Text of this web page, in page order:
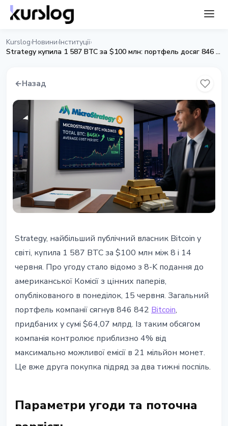
Kurslog›Новини›Інституції›
Strategy купила 1 587 BTC за $100 млн: портфель досяг 846 тис. монет
←Назад
Strategy купила 1 587 BTC за
$100 млн: портфель сягнув 846
тис. монет
15 червня 2026 р. 3 хв читання
Наталія Дорофєєва
Strategy, найбільший публічний власник Bitcoin у
світі, купила 1 587 BTC за $100 млн між 8 і 14
червня. Про угоду стало відомо з 8-K подання до
американської Комісії з цінних паперів,
опублікованого в понеділок, 15 червня. Загальний
портфель компанії сягнув 846 842 Bitcoin,
придбаних у сумі $64,07 млрд. Із таким обсягом
компанія контролює приблизно 4% від
максимально можливої емісії в 21 мільйон монет.
Це вже друга покупка підряд за два тижні поспіль.
Параметри угоди та поточна